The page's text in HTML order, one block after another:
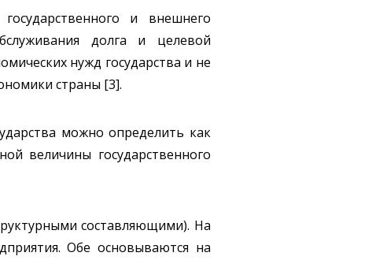
и внешнего
долга и целевой
нужд государства и не
страны [3].
можно определить как
величины государственного
составляющими). На
Обе основываются на